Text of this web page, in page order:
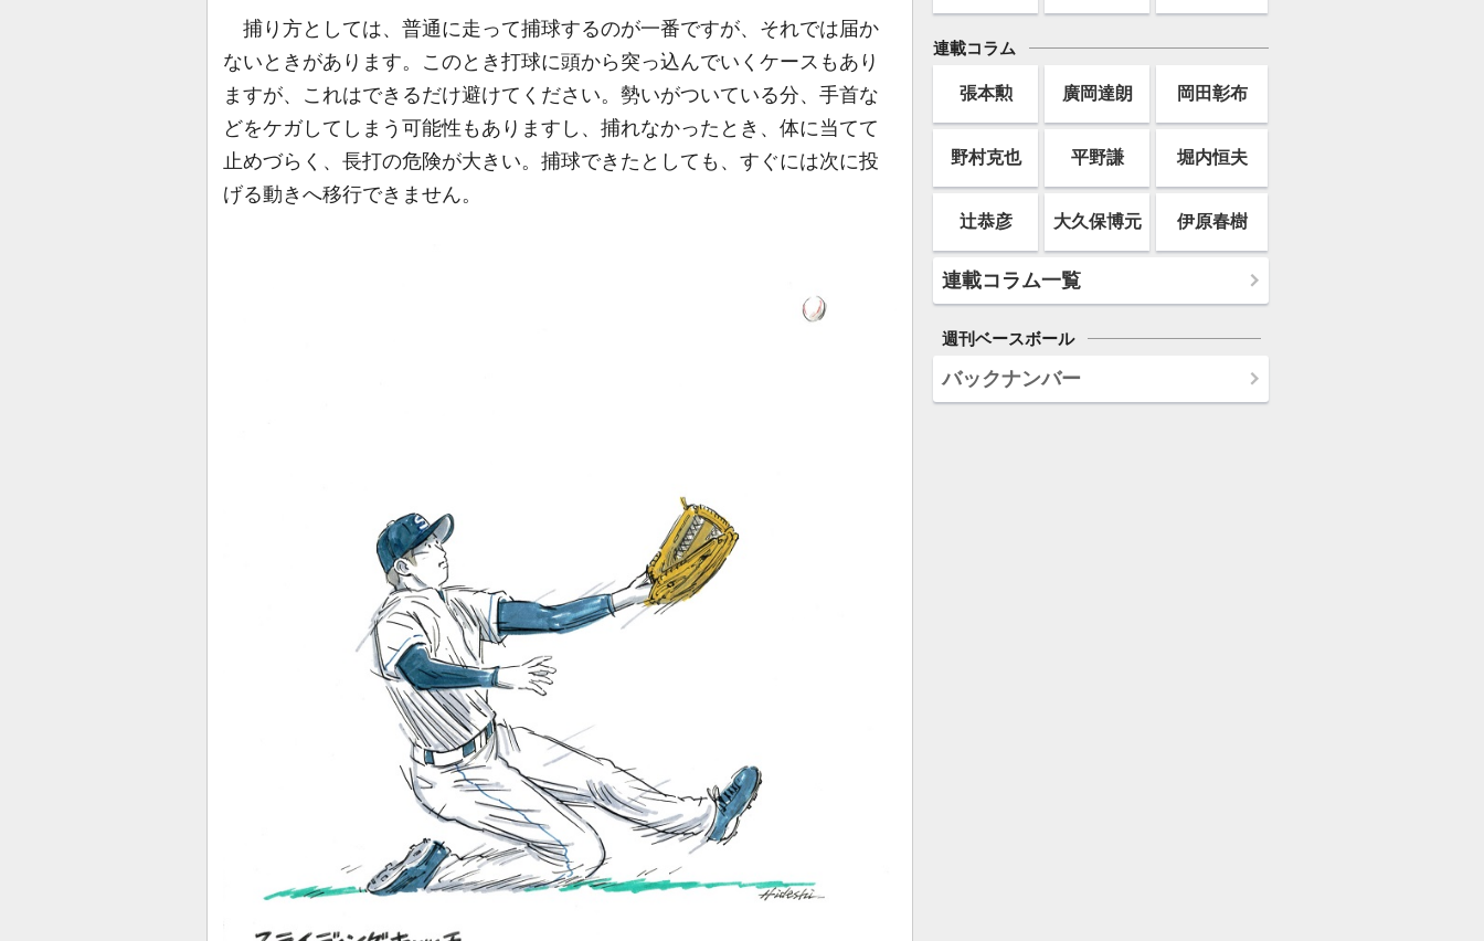
捕り方としては、普通に走って捕球するのが一番ですが、それでは届か
ないときがあります。このとき打球に頭から突っ込んでいくケースもあり
ますが、これはできるだけ避けてください。勢いがついている分、手首な
どをケガしてしまう可能性もありますし、捕れなかったとき、体に当てて
止めづらく、長打の危険が大きい。捕球できたとしても、すぐには次に投
げる動きへ移行できません。
連載コラム
張本勲 廣岡達朗 岡田彰布
野村克也 平野謙 堀内恒夫
辻恭彦 大久保博元 伊原春樹
連載コラム一覧
週刊ベースボール
バックナンバー